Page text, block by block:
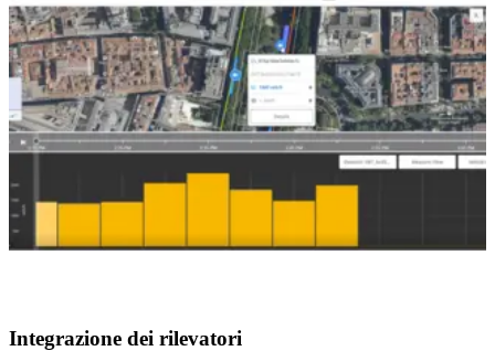
Integrazione dei rilevatori